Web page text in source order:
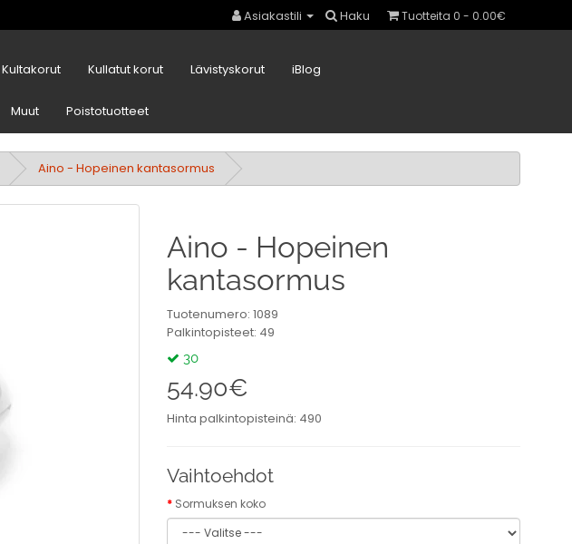
Asiakastili Haku Tuotteita 0 - 0.00€
Kultakorut Kullatut korut Lävistyskorut iBlog
Muut Poistotuotteet
Aino - Hopeinen kantasormus
Aino - Hopeinen
kantasormus
Tuotenumero: 1089
Palkintopisteet: 49
30
54.90€
Hinta palkintopisteinä: 490
Vaihtoehdot
Sormuksen koko